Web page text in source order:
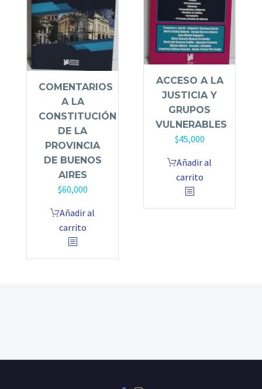
COMENTARIOS
A LA
CONSTITUCIÓN
DE LA
PROVINCIA
DE BUENOS
AIRES
$60,000
Añadir al
carrito
ACCESO A LA
JUSTICIA Y
GRUPOS
VULNERABLES
$45,000
Añadir al
carrito